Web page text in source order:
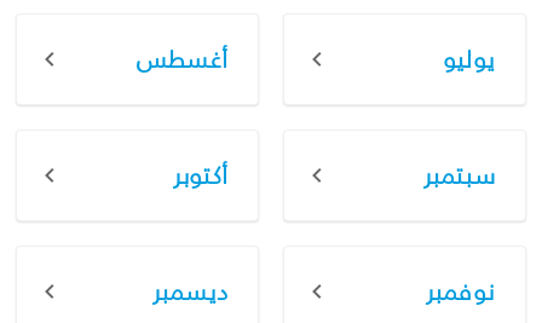
يوليو أغسطس
سبتمبر أكتوبر
نوفمبر ديسمبر